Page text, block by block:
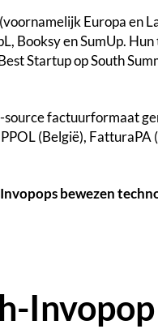
Europa en
Booksy en SumUp.
Startup op South
factuurformaat
(België), FatturaPA
Invopops bewezen